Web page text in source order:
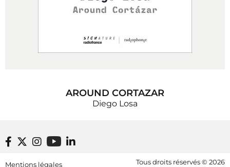
AROUND CORTAZAR
Diego Losa
Footer bottom
Mentions légales Tous droits réservés © 2026